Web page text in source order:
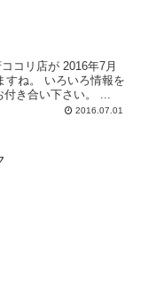
ろ情報を
2016.07.01